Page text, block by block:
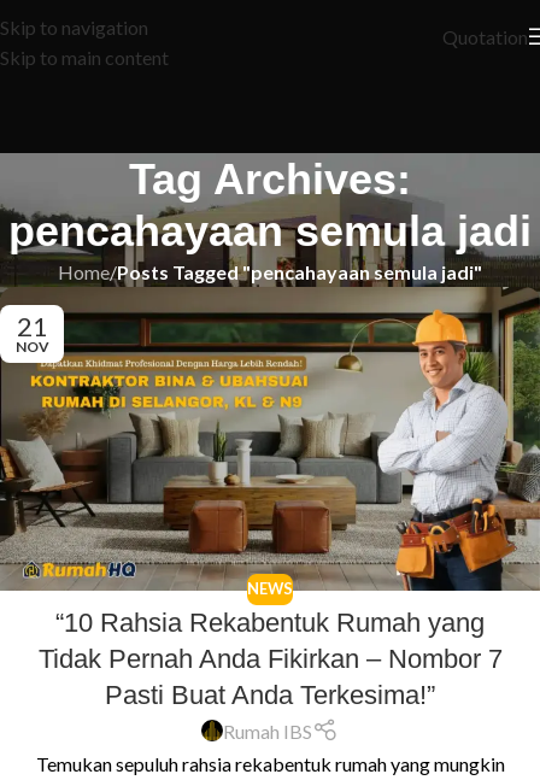
Skip to navigation
Skip to main content
Quotation
Tag Archives:
pencahayaan semula jadi
Home/Posts Tagged "pencahayaan semula jadi"
21
NOV
NEWS
“10 Rahsia Rekabentuk Rumah yang
Tidak Pernah Anda Fikirkan – Nombor 7
Pasti Buat Anda Terkesima!”
Rumah IBS
Temukan sepuluh rahsia rekabentuk rumah yang mungkin